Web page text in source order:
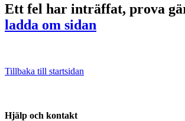
Ett fel har inträffat, prova
ladda om sidan
Tillbaka till startsidan
Hjälp och kontakt